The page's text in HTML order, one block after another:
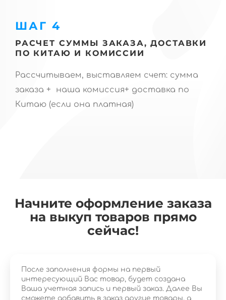
ШАГ 4
РАСЧЕТ СУММЫ ЗАКАЗА, ДОСТАВКИ
ПО КИТАЮ И КОМИССИИ
Рассчитываем, выставляем счет: сумма
заказа + наша комиссия+ доставка по
Китаю (если она платная)
Начните оформление заказа
на выкуп товаров прямо
сейчас!
После заполнения формы на первый
интересующий Вас товар, будет создана
Ваша учетная запись и первый заказ. Далее Вы
сможете добавить в заказ другие товары, а